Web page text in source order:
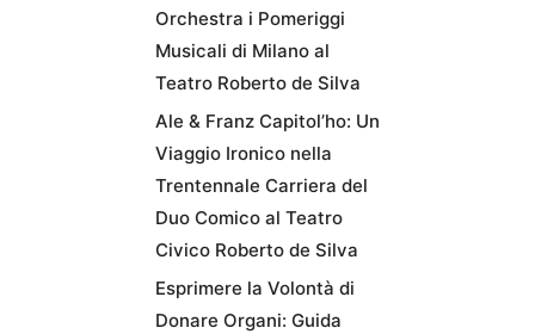
Orchestra i Pomeriggi
Musicali di Milano al
Teatro Roberto de Silva
Ale & Franz Capitol’ho: Un
Viaggio Ironico nella
Trentennale Carriera del
Duo Comico al Teatro
Civico Roberto de Silva
Esprimere la Volontà di
Donare Organi: Guida